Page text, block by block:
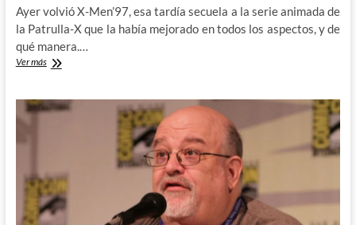
Ayer volvió X-Men’97, esa tardía secuela a la serie animada de
la Patrulla-X que la había mejorado en todos los aspectos, y de
qué manera.…
Ver másVuelve
¡Perdidos